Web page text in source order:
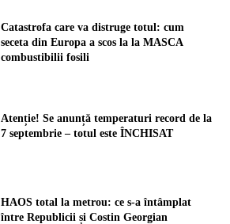
Catastrofa care va distruge totul: cum
seceta din Europa a scos la la MASCA
combustibilii fosili
Atenție! Se anunță temperaturi record de la
7 septembrie – totul este ÎNCHISAT
HAOS total la metrou: ce s-a întâmplat
între Republicii și Costin Georgian